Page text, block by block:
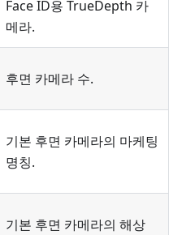
Face ID용 TrueDepth 카
메라.
후면 카메라 수.
기본 후면 카메라의 마케팅
명칭.
기본 후면 카메라의 해상